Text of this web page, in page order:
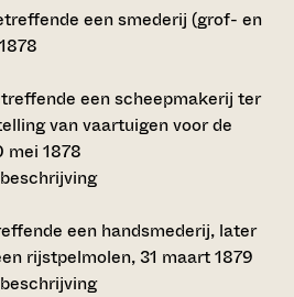
een smederij (grof- en
een scheepmakerij ter
van vaartuigen voor de
mei 1878
een handsmederij, later
rijstpelmolen, 31 maart 1879